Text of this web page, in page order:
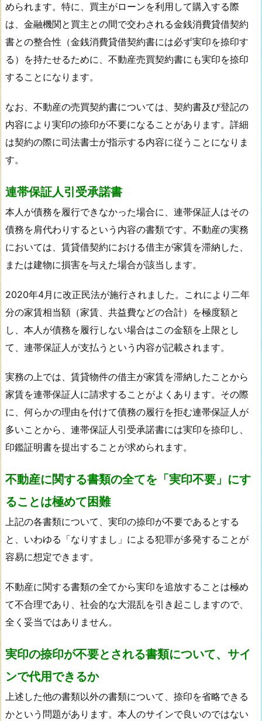
められます。特に、買主がローンを利用して購入する際
は、金融機関と買主との間で交わされる金銭消費貸借契約
書との整合性（金銭消費貸借契約書には必ず実印を捺印す
る）を持たせるために、不動産売買契約書にも実印を捺印
することになります。
なお、不動産の売買契約書については、契約書及び登記の
内容により実印の捺印が不要になることがあります。詳細
は契約の際に司法書士が指示する内容に従うことになりま
す。
連帯保証人引受承諾書
本人が債務を履行できなかった場合に、連帯保証人はその
債務を肩代わりするという内容の書類です。不動産の実務
においては、賃貸借契約における借主が家賃を滞納した、
または建物に損害を与えた場合が該当します。
2020年4月に改正民法が施行されました。これにより二年
分の家賃相当額（家賃、共益費などの合計）を極度額と
し、本人が債務を履行しない場合はこの金額を上限とし
て、連帯保証人が支払うという内容が記載されます。
実務の上では、賃貸物件の借主が家賃を滞納したことから
家賃を連帯保証人に請求することがよくあります。その際
に、何らかの理由を付けて債務の履行を拒む連帯保証人が
多いことから、連帯保証人引受承諾書には実印を捺印し、
印鑑証明書を提出することが求められます。
不動産に関する書類の全てを「実印不要」にす
ることは極めて困難
上記の各書類について、実印の捺印が不要であるとする
と、いわゆる「なりすまし」による犯罪が多発することが
容易に想定できます。
不動産に関する書類の全てから実印を追放することは極め
て不合理であり、社会的な大混乱を引き起こしますので、
全く妥当ではありません。
実印の捺印が不要とされる書類について、サイ
ンで代用できるか
上述した他の書類以外の書類について、捺印を省略できる
かという問題があります。本人のサインで良いのではない